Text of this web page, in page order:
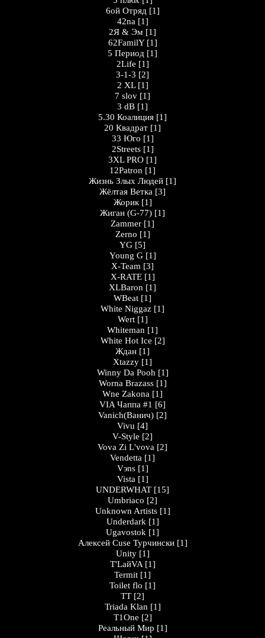
6ой Отряд [1]
42na [1]
2Я & Эм [1]
62FamilY [1]
5 Период [1]
2Life [1]
3-1-3 [2]
2 XL [1]
7 slov [1]
3 dB [1]
5.30 Коалиция [1]
20 Квадрат [1]
33 Юго [1]
2Streets [1]
3XL PRO [1]
12Patron [1]
Жизнь Злых Людей [1]
Жёлтая Ветка [3]
Жорик [1]
Жигaн (G-77) [1]
Zammer [1]
Zerno [1]
YG [5]
Young G [1]
X-Team [3]
X-RATE [1]
XLBaron [1]
WBeat [1]
White Niggaz [1]
Wert [1]
Whiteman [1]
White Hot Ice [2]
Ждан [1]
Xtazzy [1]
Winny Da Pooh [1]
Worna Brazass [1]
Wne Zakona [1]
VIA Чаппа #1 [6]
Vanich(Ванич) [2]
Vivu [4]
V-Style [2]
Vova Zi L'vova [2]
Vendetta [1]
Vэns [1]
Vista [1]
UNDERWHAT [15]
Umbriaco [2]
Unknown Artists [1]
Underdark [1]
Ugavostok [1]
Алексей Cuse Турчински [1]
Unity [1]
T'LайVA [1]
Termit [1]
Toilet flo [1]
TT [2]
Triada Klan [1]
T1One [2]
Peaльный Миp [1]